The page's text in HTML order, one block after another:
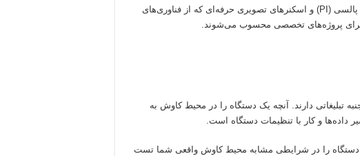
دستگاه‌های پالسی (PI) و اسکنرهای تصویری حرفه‌ای که از فناوری‌های
برای پروژه‌های تخصصی محسوب می‌شوند.
تبلیغاتی دارند. آنچه یک دستگاه را در محیط کاوش به
داده‌ها و کار با تنظیمات دستگاه است.
دستگاه را در شرایطی مشابه محیط کاوش واقعی شما تست